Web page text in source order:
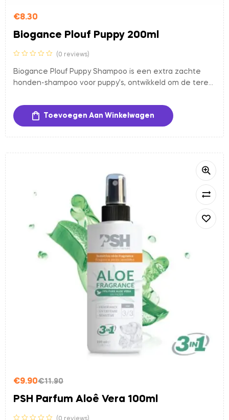
€8.30
Biogance Plouf Puppy 200ml
(0 reviews)
Biogance Plouf Puppy Shampoo is een extra zachte
honden-shampoo voor puppy’s, ontwikkeld om de tere
en te verzorgen. De milde formule met natuurlijke
ingrediënten beschermt en verzacht de huid, terwijl de
vacht schoon, fris en zacht blijft.
Toevoegen Aan Winkelwagen
€11.90
€9.90
PSH Parfum Aloê Vera 100ml